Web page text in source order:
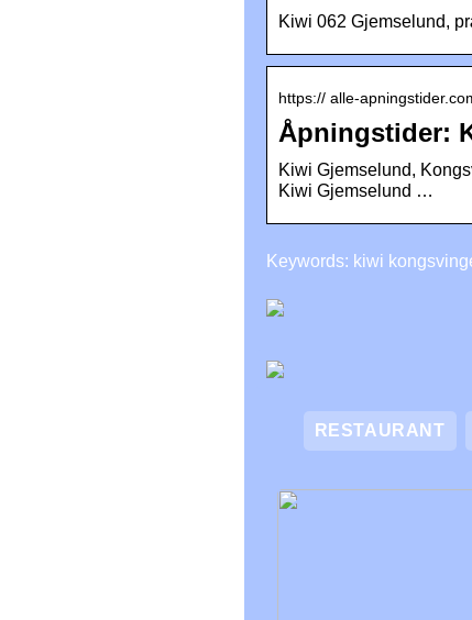
Kiwi 062 Gjemselund,
https:// alle-
Åpningstider:
Kiwi Gjemselund,
Kiwi Gjemselund …
Keywords: kiwi
RESTAURANT